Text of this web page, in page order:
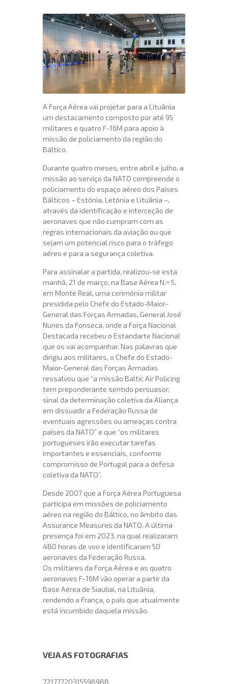
A Força Aérea vai projetar para a Lituânia
um destacamento composto por até 95
militares e quatro F-16M para apoio à
missão de policiamento da região do
Báltico.
Durante quatro meses, entre abril e julho, a
missão ao serviço da NATO compreende o
policiamento do espaço aéreo dos Países
Bálticos – Estónia, Letónia e Lituânia –,
através da identificação e interceção de
aeronaves que não cumpram com as
regras internacionais da aviação ou que
sejam um potencial risco para o tráfego
aéreo e para a segurança coletiva.
Para assinalar a partida, realizou-se esta
manhã, 21 de março, na Base Aérea N.º 5,
em Monte Real, uma cerimónia militar
presidida pelo Chefe do Estado-Maior-
General das Forças Armadas, General José
Nunes da Fonseca, onde a Força Nacional
Destacada recebeu o Estandarte Nacional
que os vai acompanhar. Nas palavras que
dirigiu aos militares, o Chefe do Estado-
Maior-General das Forças Armadas
ressalvou que “a missão Baltic Air Policing
tem preponderante sentido persuasor,
sinal da determinação coletiva da Aliança
em dissuadir a Federação Russa de
eventuais agressões ou ameaças contra
países da NATO” e que “os militares
portugueses irão executar tarefas
importantes e essenciais, conforme
compromisso de Portugal para a defesa
coletiva da NATO”.
Desde 2007 que a Força Aérea Portuguesa
participa em missões de policiamento
aéreo na região do Báltico, no âmbito das
Assurance Measures da NATO. A última
presença foi em 2023, na qual realizaram
480 horas de voo e identificaram 50
aeronaves da Federação Russa.
Os militares da Força Aérea e as quatro
aeronaves F-16M vão operar a partir da
Base Aérea de Siauliai, na Lituânia,
rendendo a França, o país que atualmente
está incumbido daquela missão.
VEJA AS FOTOGRAFIAS
72177720315598988